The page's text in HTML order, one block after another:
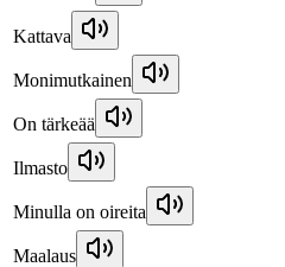
Kattava
Monimutkainen
On tärkeää
Ilmasto
Minulla on oireita
Maalaus